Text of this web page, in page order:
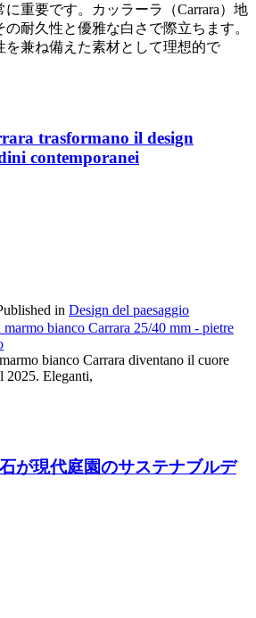
重要です。カッラーラ（Carrara）地
耐久性と優雅な白さで際立ちます。
を兼ね備えた素材として理想的で
trasformano il design
contemporanei
in Design del paesaggio
bianco Carrara diventano il cuore
2025. Eleganti,
が現代庭園のサステナブルデ